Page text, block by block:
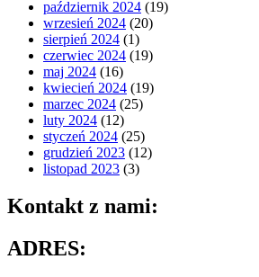
październik 2024 (19)
wrzesień 2024 (20)
sierpień 2024 (1)
czerwiec 2024 (19)
maj 2024 (16)
kwiecień 2024 (19)
marzec 2024 (25)
luty 2024 (12)
styczeń 2024 (25)
grudzień 2023 (12)
listopad 2023 (3)
Kontakt z nami:
ADRES: